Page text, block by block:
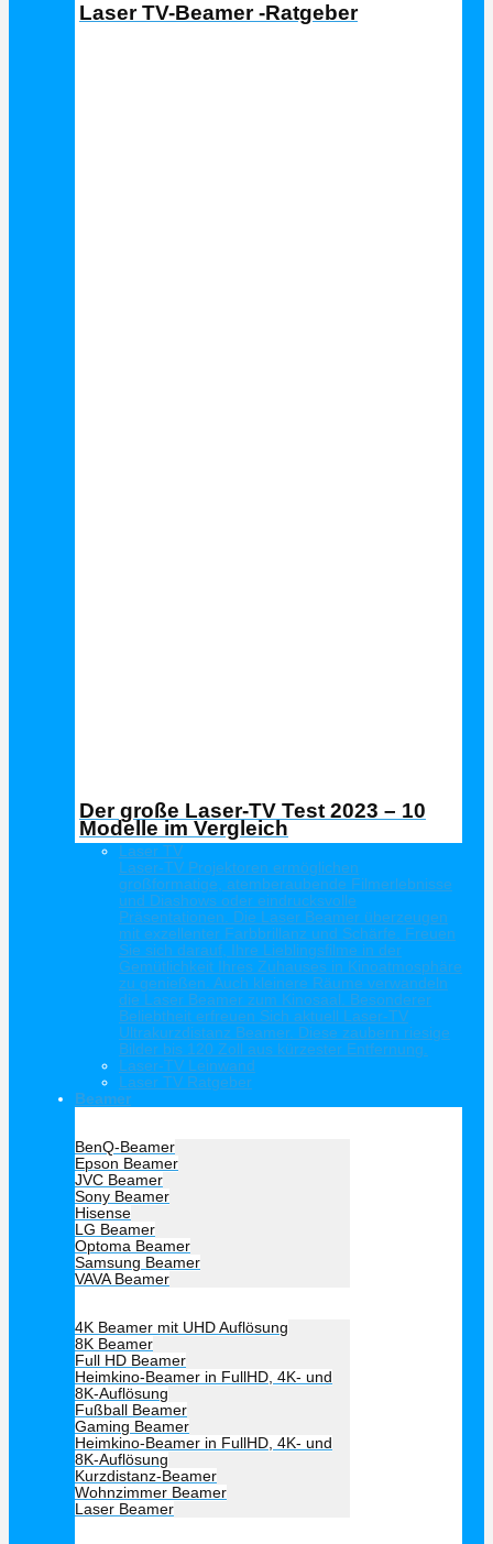
Laser TV-Beamer -Ratgeber
Der große Laser-TV Test 2023 – 10
Modelle im Vergleich
Laser TV
Laser-TV Projektoren ermöglichen
großformatige, atemberaubende Filmerlebnisse
und Diashows oder eindrucksvolle
Präsentationen. Die Laser Beamer überzeugen
mit exzellenter Farbbrillanz und Schärfe. Freuen
Sie sich darauf, Ihre Lieblingsfilme in der
Gemütlichkeit Ihres Zuhauses in Kinoatmosphäre
zu genießen. Auch kleinere Räume verwandeln
die Laser Beamer zum Kinosaal. Besonderer
Beliebtheit erfreuen Sich aktuell Laser-TV
Ultrakurzdistanz Beamer. Diese zaubern riesige
Bilder bis 120 Zoll aus kürzester Entfernung.
Laser-TV Leinwand
Laser TV Ratgeber
Beamer
BenQ-Beamer
Epson Beamer
JVC Beamer
Sony Beamer
Hisense
LG Beamer
Optoma Beamer
Samsung Beamer
VAVA Beamer
4K Beamer mit UHD Auflösung
8K Beamer
Full HD Beamer
Heimkino-Beamer in FullHD, 4K- und
8K-Auflösung
Fußball Beamer
Gaming Beamer
Heimkino-Beamer in FullHD, 4K- und
8K-Auflösung
Kurzdistanz-Beamer
Wohnzimmer Beamer
Laser Beamer